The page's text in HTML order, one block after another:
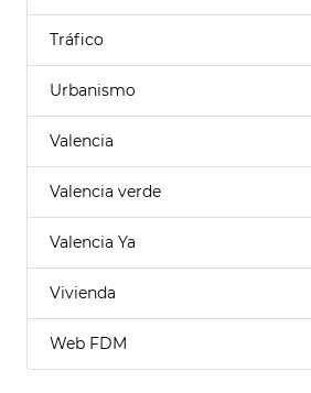
Tráfico
Urbanismo
Valencia
Valencia verde
Valencia Ya
Vivienda
Web FDM